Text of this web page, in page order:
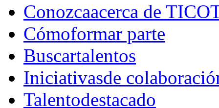
Conozcaacerca de
Cómoformar parte
Buscartalentos
Iniciativasde
Talentodestacado